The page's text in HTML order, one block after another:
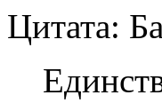
Цитата: